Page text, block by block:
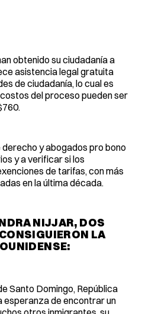
obtenido su ciudadanía a
asistencia legal gratuita
de ciudadanía, lo cual es
del proceso pueden ser
y abogados pro bono
y a verificar si los
de tarifas, con más
en la última década.
NIJJAR, DOS
LA
Santo Domingo, República
esperanza de encontrar un